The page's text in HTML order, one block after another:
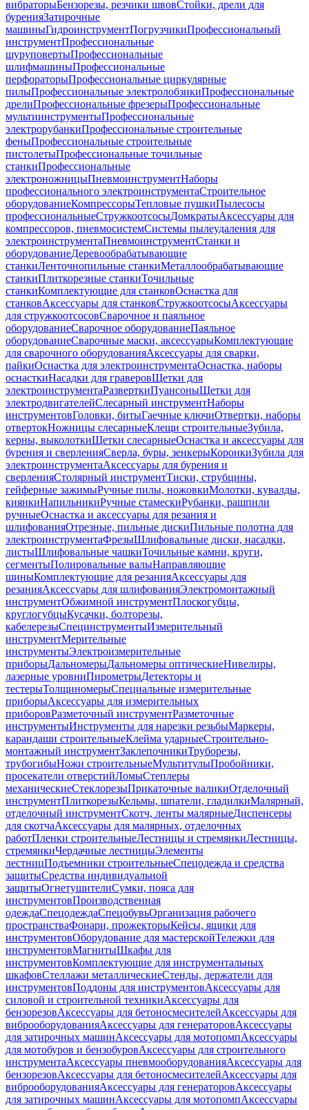
вибраторыБензорезы, резчики швовСтойки, дрели для
буренияЗатирочные
машиныГидроинструментПогрузчикиПрофессиональный
инструментПрофессиональные
шуруповертыПрофессиональные
шлифмашиныПрофессиональные
перфораторыПрофессиональные циркулярные
пилыПрофессиональные электролобзикиПрофессиональные
дрелиПрофессиональные фрезерыПрофессиональные
мультиинструментыПрофессиональные
электрорубанкиПрофессиональные строительные
феныПрофессиональные строительные
пистолетыПрофессиональные точильные
станкиПрофессиональные
электроножницыПневмоинструментНаборы
профессионального электроинструментаСтроительное
оборудованиеКомпрессорыТепловые пушкиПылесосы
профессиональныеСтружкоотсосыДомкратыАксессуары для
компрессоров, пневмосистемСистемы пылеудаления для
электроинструментаПневмоинструментСтанки и
оборудованиеДеревообрабатывающие
станкиЛенточнопильные станкиМеталлообрабатывающие
станкиПлиткорезные станкиТочильные
станкиКомплектующие для станковОснастка для
станковАксессуары для станковСтружкоотсосыАксессуары
для стружкоотсосовСварочное и паяльное
оборудованиеСварочное оборудованиеПаяльное
оборудованиеСварочные маски, аксессуарыКомплектующие
для сварочного оборудованияАксессуары для сварки,
пайкиОснастка для электроинструментаОснастка, наборы
оснасткиНасадки для граверовЩетки для
электроинструментаРазверткиПуансоныЩетки для
электродвигателейСлесарный инструментНаборы
инструментовГоловки, битыГаечные ключиОтвертки, наборы
отвертокНожницы слесарныеКлещи строительныеЗубила,
керны, выколоткиЩетки слесарныеОснастка и аксессуары для
бурения и сверленияСверла, буры, зенкерыКоронкиЗубила для
электроинструментаАксессуары для бурения и
сверленияСтолярный инструментТиски, струбцины,
гейферные зажимыРучные пилы, ножовкиМолотки, кувалды,
киянкиНапильникиРучные стамескиРубанки, рашпили
ручныеОснастка и аксессуары для резания и
шлифованияОтрезные, пильные дискиПильные полотна для
электроинструментаФрезыШлифовальные диски, насадки,
листыШлифовальные чашкиТочильные камни, круги,
сегментыПолировальные валыНаправляющие
шиныКомплектующие для резанияАксессуары для
резанияАксессуары для шлифованияЭлектромонтажный
инструментОбжимной инструментПлоскогубцы,
круглогубцыКусачки, болторезы,
кабелерезыСпецинструментыИзмерительный
инструментМерительные
инструментыЭлектроизмерительные
приборыДальномерыДальномеры оптическиеНивелиры,
лазерные уровниПирометрыДетекторы и
тестерыТолщиномерыСпециальные измерительные
приборыАксессуары для измерительных
приборовРазметочный инструментРазметочные
инструментыИнструменты для нарезки резьбыМаркеры,
карандаши строительныеКлейма ударныеСтроительно-
монтажный инструментЗаклепочникиТруборезы,
трубогибыНожи строительныеМультитулыПробойники,
просекатели отверстийЛомыСтеплеры
механическиеСтеклорезыПрикаточные валикиОтделочный
инструментПлиткорезыКельмы, шпатели, гладилкиМалярный,
отделочный инструментСкотч, ленты малярныеДиспенсеры
для скотчаАксессуары для малярных, отделочных
работПленки строительныеЛестницы и стремянкиЛестницы,
стремянкиЧердачные лестницыЭлементы
лестницПодъемники строительныеСпецодежда и средства
защитыСредства индивидуальной
защитыОгнетушителиСумки, пояса для
инструментовПроизводственная
одеждаСпецодеждаСпецобувьОрганизация рабочего
пространстваФонари, прожекторыКейсы, ящики для
инструментовОборудование для мастерскойТележки для
инструментовМагнитыШкафы для
инструментовКомплектующие для инструментальных
шкафовСтеллажи металлическиеСтенды, держатели для
инструментовПоддоны для инструментовАксессуары для
силовой и строительной техникиАксессуары для
бензорезовАксессуары для бетоносмесителейАксессуары для
виброоборудованияАксессуары для генераторовАксессуары
для затирочных машинАксессуары для мотопомпАксессуары
для мотобуров и бензобуровАксессуары для строительного
инструментаАксессуары пневмооборудованияАксессуары для
бензорезовАксессуары для бетоносмесителейАксессуары для
виброоборудованияАксессуары для генераторовАксессуары
для затирочных машинАксессуары для мотопомпАксессуары